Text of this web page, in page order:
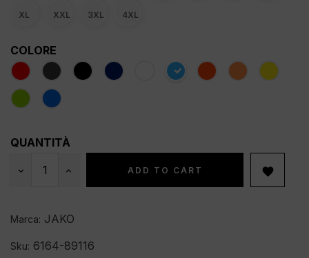
XL XXL 3XL 4XL
COLORE
QUANTITÀ
ADD TO CART 
Marca: JAKO
Sku: 6164-89116